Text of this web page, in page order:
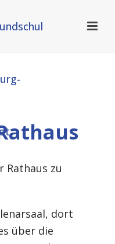
Rathaus zu
dort
über die